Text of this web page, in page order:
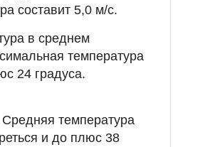
составит 5,0 м/с.
в среднем
температура
24 градуса.
температура
и до плюс 38